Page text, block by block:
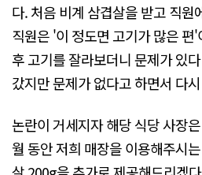
다. 처음 비계 삼겹살을 받고 직원
직원은 '이 정도면 고기가 많은
후 고기를 잘라보더니 문제가 있
갔지만 문제가 없다고 하면서 다
논란이 거세지자 해당 식당 사장
월 동안 저희 매장을 이용해주시